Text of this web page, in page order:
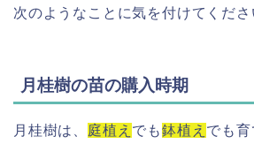
次のようなことに気を付けてくださ
月桂樹の苗の購入時期
月桂樹は、 庭植え でも鉢植え でも育